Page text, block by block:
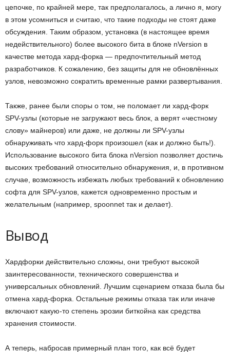
цепочке, по крайней мере, так предполагалось, а лично я, могу
в этом усомниться и считаю, что такие подходы не стоят даже
обсуждения. Таким образом, установка (в настоящее время
недействительного) более высокого бита в блоке nVersion в
качестве метода хард-форка — предпочтительный метод
разработчиков. К сожалению, без защиты для не обновлённых
узлов, невозможно сократить временные рамки развертывания.
Также, ранее были споры о том, не поломает ли хард-форк
SPV-узлы (которые не загружают весь блок, а верят «честному
слову» майнеров) или даже, не должны ли SPV-узлы
обнаруживать что хард-форк произошел (как и должно быть!).
Использование высокого бита блока nVersion позволяет достичь
высоких требований относительно обнаружения, и, в противном
случае, возможность избежать любых требований к обновлению
софта для SPV-узлов, кажется одновременно простым и
желательным (например, spoonnet так и делает).
Вывод
Хардфорки действительно сложны, они требуют высокой
заинтересованности, технического совершенства и
универсальных обновлений. Лучшим сценарием отказа была бы
отмена хард-форка. Остальные режимы отказа так или иначе
включают какую-то степень эрозии биткойна как средства
хранения стоимости.
А теперь, набросав примерный план того, как всё будет